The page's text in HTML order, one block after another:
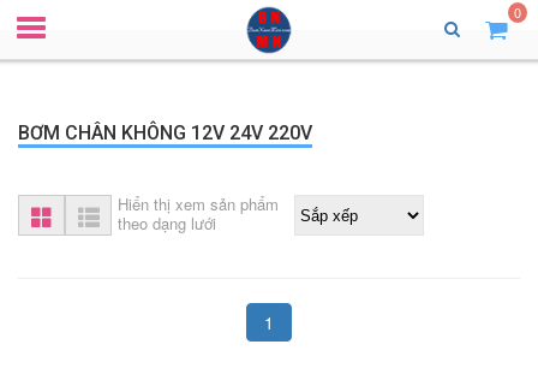
0
BƠM CHÂN KHÔNG 12V 24V 220V
Hiển thị xem sản phẩm
theo dạng lưới
1